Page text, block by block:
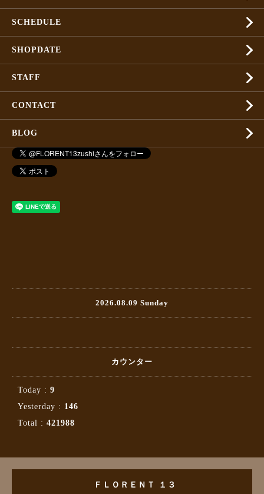
SCHEDULE
SHOPDATE
STAFF
CONTACT
BLOG
2026.08.09 Sunday
カウンター
Today : 9
Yesterday : 146
Total : 421988
ＦＬＯＲＥＮＴ １３